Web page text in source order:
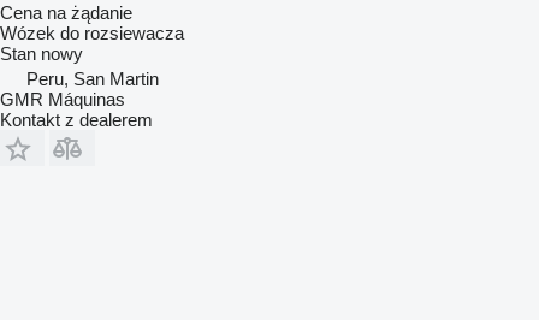
Cena na żądanie
Wózek do rozsiewacza
Stan nowy
Peru, San Martin
GMR Máquinas
Kontakt z dealerem